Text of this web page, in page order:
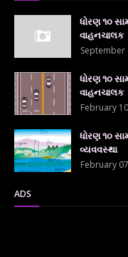
ધોરણ ૧૦
વાહનચાલક
September
ધોરણ ૧૦
વાહનચાલક
February
ધોરણ ૧૦
વ્યવવસ્થા
February
ADS